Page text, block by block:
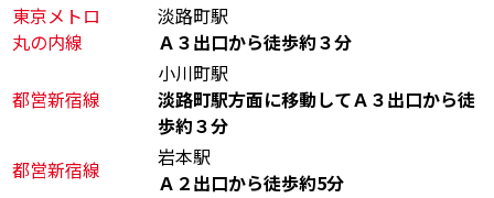
東京メトロ
丸の内線
淡路町駅
Ａ３出口から徒歩約３分
都営新宿線
小川町駅
淡路町駅方面に移動してＡ３出口から徒
歩約３分
都営新宿線
岩本駅
Ａ２出口から徒歩約5分